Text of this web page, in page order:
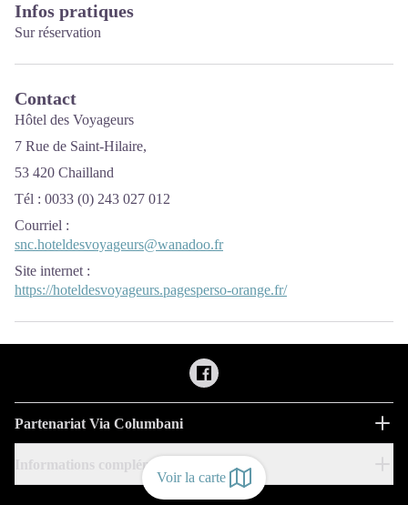
Voir la carte
Infos pratiques
Sur réservation
Contact
Hôtel des Voyageurs
7 Rue de Saint-Hilaire,
53 420 Chailland
Tél : 0033 (0) 243 027 012
Courriel :
snc.hoteldesvoyageurs@wanadoo.fr
Site internet :
https://hoteldesvoyageurs.pagesperso-orange.fr/
Partenariat Via Columbani
Informations complémentaires